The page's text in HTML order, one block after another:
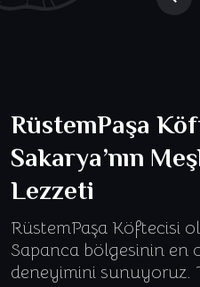
RüstemPaşa
Sakarya’nın
Lezzeti
RüstemPaşa Köftecisi
Sapanca bölgesinin en
deneyimini sunuyoruz.